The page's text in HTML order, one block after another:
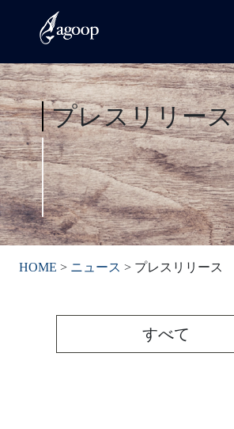
プレスリリース
HOME > ニュース > プレスリリース
すべて